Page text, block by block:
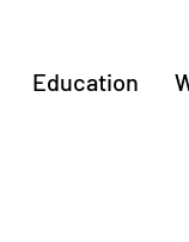
Education